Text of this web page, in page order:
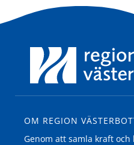
OM REGION
Genom att samla kraft